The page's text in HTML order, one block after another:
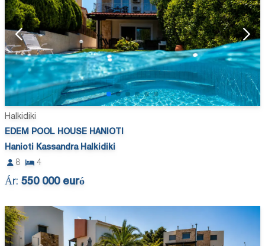
Halkidiki
EDEM POOL HOUSE HANIOTI
Hanioti Kassandra Halkidiki
8
4
Ár: 550 000 euró